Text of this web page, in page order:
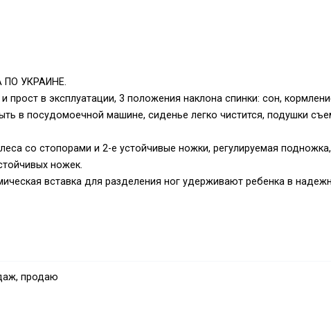
ПО УКРАИНЕ.
в эксплуатации, 3 положения наклона спинки: сон,
в посудомоечной машине, сиденье легко чистится, подушки
со стопорами и 2-е устойчивые ножки, регулируемая подножка,
ножек.
вставка для разделения ног удерживают ребенка в
вместо задних колёс.
для мытья.
продаю